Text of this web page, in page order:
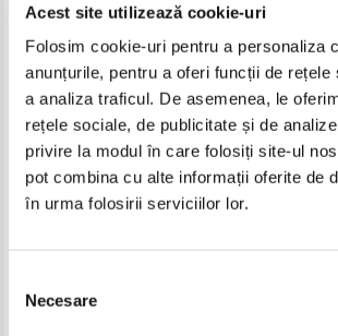
Acest site utilizează cookie-uri
Folosim cookie-uri pentru a personaliza
anunțurile, pentru a oferi funcții de rețele
a analiza traficul. De asemenea, le
rețele sociale, de publicitate și de
privire la modul în care folosiți site-ul
pot combina cu alte informații oferite de
în urma folosirii serviciilor lor.
consimțământului
Necesare
Melissa J. Morgan - Charmed
18,00Lei 11,70
Adaugă în coș
Candy